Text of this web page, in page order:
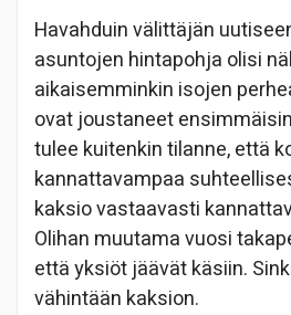
Havahduin välittäjän
asuntojen hintapohja olisi
aikaisemminkin isojen
ovat joustaneet
tulee kuitenkin tilanne, että
kannattavampaa
kaksio vastaavasti
Olihan muutama vuosi
että yksiöt jäävät käsiin.
vähintään kaksion.